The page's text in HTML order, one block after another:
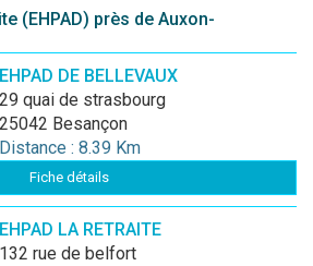
(EHPAD) près de Auxon-
EHPAD DE BELLEVAUX
29 quai de strasbourg
25042 Besançon
Distance : 8.39 Km
Fiche détails
EHPAD LA RETRAITE
132 rue de belfort